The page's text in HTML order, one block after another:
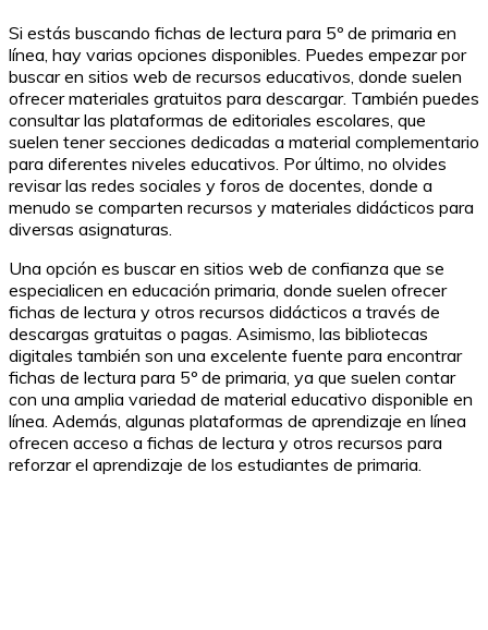
Si estás buscando fichas de lectura para 5º de primaria en
línea, hay varias opciones disponibles. Puedes empezar por
buscar en sitios web de recursos educativos, donde suelen
ofrecer materiales gratuitos para descargar. También puedes
consultar las plataformas de editoriales escolares, que
suelen tener secciones dedicadas a material complementario
para diferentes niveles educativos. Por último, no olvides
revisar las redes sociales y foros de docentes, donde a
menudo se comparten recursos y materiales didácticos para
diversas asignaturas.
Una opción es buscar en sitios web de confianza que se
especialicen en educación primaria, donde suelen ofrecer
fichas de lectura y otros recursos didácticos a través de
descargas gratuitas o pagas. Asimismo, las bibliotecas
digitales también son una excelente fuente para encontrar
fichas de lectura para 5º de primaria, ya que suelen contar
con una amplia variedad de material educativo disponible en
línea. Además, algunas plataformas de aprendizaje en línea
ofrecen acceso a fichas de lectura y otros recursos para
reforzar el aprendizaje de los estudiantes de primaria.